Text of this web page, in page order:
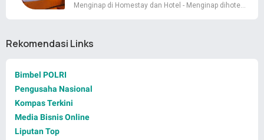
Menginap di Homestay dan Hotel - Menginap dihote…
Rekomendasi Links
Bimbel POLRI
Pengusaha Nasional
Kompas Terkini
Media Bisnis Online
Liputan Top